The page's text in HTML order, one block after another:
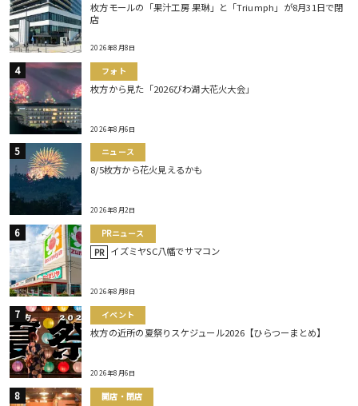
枚方モールの「果汁工房 果琳」と「Triumph」が8月31日で閉
店
2026年8月8日
フォト
枚方から見た「2026びわ湖大花火大会」
2026年8月6日
ニュース
8/5枚方から花火見えるかも
2026年8月2日
PRニュース
PR イズミヤSC八幡でサマコン
2026年8月8日
イベント
枚方の近所の夏祭りスケジュール2026【ひらつーまとめ】
2026年8月6日
開店・閉店